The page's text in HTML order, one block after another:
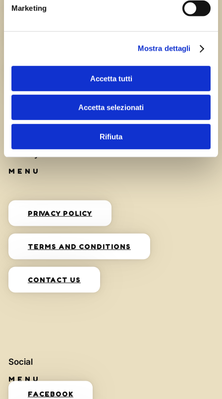
Marketing
Mostra dettagli
Accetta tutti
Accetta selezionati
Rifiuta
TEAM
PRIVACY POLICY
TERMS AND CONDITIONS
CONTACT US
Social
FACEBOOK